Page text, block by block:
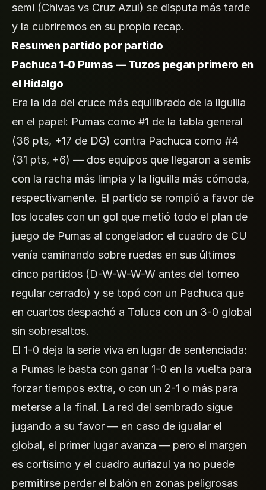
semi (Chivas vs Cruz Azul) se disputa más tarde
y la cubriremos en su propio recap.
Resumen partido por partido
Pachuca 1-0 Pumas — Tuzos pegan primero en
el Hidalgo
Era la ida del cruce más equilibrado de la liguilla
en el papel: Pumas como #1 de la tabla general
(36 pts, +17 de DG) contra Pachuca como #4
(31 pts, +6) — dos equipos que llegaron a semis
con la racha más limpia y la liguilla más cómoda,
respectivamente. El partido se rompió a favor de
los locales con un gol que metió todo el plan de
juego de Pumas al congelador: el cuadro de CU
venía caminando sobre ruedas en sus últimos
cinco partidos (D-W-W-W-W antes del torneo
regular cerrado) y se topó con un Pachuca que
en cuartos despachó a Toluca con un 3-0 global
sin sobresaltos.
El 1-0 deja la serie viva en lugar de sentenciada:
a Pumas le basta con ganar 1-0 en la vuelta para
forzar tiempos extra, o con un 2-1 o más para
meterse a la final. La red del sembrado sigue
jugando a su favor — en caso de igualar el
global, el primer lugar avanza — pero el margen
es cortísimo y el cuadro auriazul ya no puede
permitirse perder el balón en zonas peligrosas